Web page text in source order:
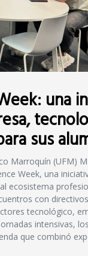
una
sus
Marroquín (UFM)
Week, una
ecosistema
con
tecnológico,
intensivas,
que combinó